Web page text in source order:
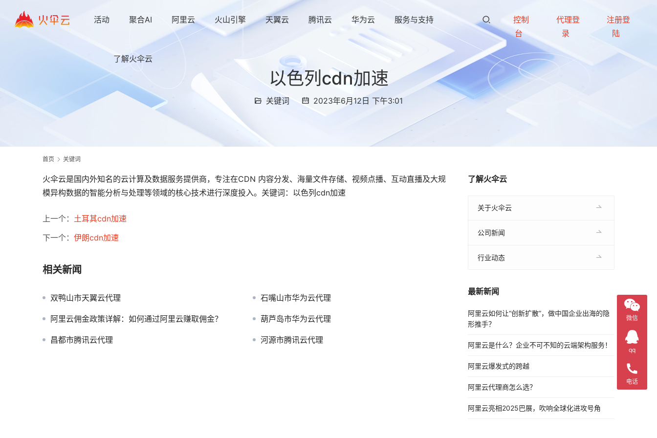
活动 聚合AI 阿里云 火山引擎 天翼云 腾讯云 华为云 服务与支持
了解火伞云
控制
台
代理登
录
注册登
陆
以色列cdn加速
关键词 2023年6月12日 下午3:01
首页 关键词
火伞云是国内外知名的云计算及数据服务提供商，专注在CDN 内容分发、海量文件存储、视频点播、互动直播及大规
模异构数据的智能分析与处理等领域的核心技术进行深度投入。关键词：以色列cdn加速
上一个： 土耳其cdn加速
下一个： 伊朗cdn加速
相关新闻
双鸭山市天翼云代理 石嘴山市华为云代理
阿里云佣金政策详解：如何通过阿里云赚取佣金？ 葫芦岛市华为云代理
昌都市腾讯云代理 河源市腾讯云代理
了解火伞云
关于火伞云
公司新闻
行业动态
最新新闻
阿里云如何让“创新扩散”，做中国企业出海的隐
形推手？
阿里云是什么？企业不可不知的云端架构服务！
阿里云爆发式的跨越
阿里云代理商怎么选？
阿里云亮相2025巴展，吹响全球化进攻号角
微信
qq
电话